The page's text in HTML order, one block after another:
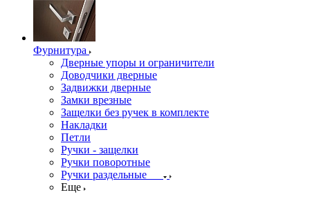
Фурнитура
Дверные упоры и ограничители
Доводчики дверные
Задвижки дверные
Замки врезные
Защелки без ручек в комплекте
Накладки
Петли
Ручки - защелки
Ручки поворотные
Ручки раздельные
Еще